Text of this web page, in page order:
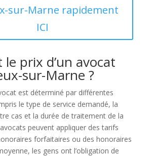
sur-Marne rapidement
ICI
le prix d’un avocat
sur-Marne ?
est déterminé par différentes
le type de service demandé, la
cas et la durée de traitement de la
peuvent appliquer des tarifs
forfaitaires ou des honoraires
les gens ont l’obligation de